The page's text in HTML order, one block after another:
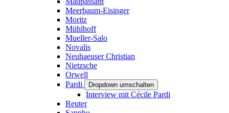
Meerbaum-Eisinger
Moritz
Mühlhoff
Mueller-Salo
Novalis
Neuhaeuser Christian
Nietzsche
Orwell
Pardi
Dropdown umschalten
Interview mit Cécile Pardi
Reuter